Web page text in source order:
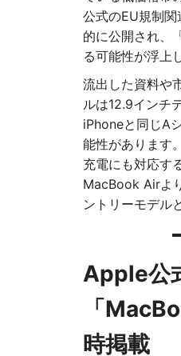
公式のEU規制
的に公開され、
る可能性が浮上
流出した資料や
ルは12.9インチ
iPhoneと同じA
能性があります
充電にも対応す
MacBook Airよ
ントリーモデル
Apple公
「
時掲載